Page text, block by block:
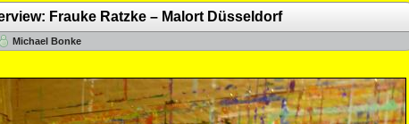
Frauke Ratzke – Malort Düsseldorf
Michael Bonke